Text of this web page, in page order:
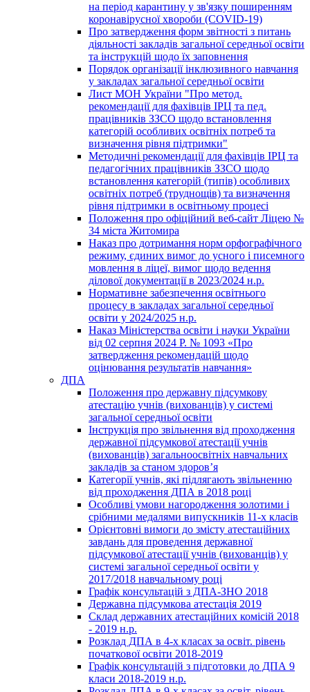
на період карантину у зв'язку поширенням
коронавірусної хвороби (COVID-19)
Про затвердження форм звітності з питань
діяльності закладів загальної середньої освіти
та інструкцій щодо їх заповнення
Порядок організації інклюзивного навчання
у закладах загальної середньої освіти
Лист МОН України "Про метод.
рекомендації для фахівців ІРЦ та пед.
працівників ЗЗСО щодо встановлення
категорій особливих освітніх потреб та
визначення рівня підтримки"
Методичні рекомендації для фахівців ІРЦ та
педагогічних працівників ЗЗСО щодо
встановлення категорій (типів) особливих
освітніх потреб (труднощів) та визначення
рівня підтримки в освітньому процесі
Положення про офіційний веб-сайт Ліцею №
34 міста Житомира
Наказ про дотримання норм орфографічного
режиму, єдиних вимог до усного і писемного
мовлення в ліцеї, вимог щодо ведення
ділової документації в 2023/2024 н.р.
Нормативне забезпечення освітнього
процесу в закладах загальної середньої
освіти у 2024/2025 н.р.
Наказ Міністерства освіти і науки України
від 02 серпня 2024 Р. № 1093 «Про
затвердження рекомендацій щодо
оцінювання результатів навчання»
ДПА
Положення про державну підсумкову
атестацію учнів (вихованців) у системі
загальної середньої освіти
Інструкція про звільнення від проходження
державної підсумкової атестації учнів
(вихованців) загальноосвітніх навчальних
закладів за станом здоров’я
Категорії учнів, які підлягають звільненню
від проходження ДПА в 2018 році
Особливі умови нагородження золотими і
срібними медалями випускників 11-х класів
Орієнтовні вимоги до змісту атестаційних
завдань для проведення державної
підсумкової атестації учнів (вихованців) у
системі загальної середньої освіти у
2017/2018 навчальному році
Графік консультацій з ДПА-ЗНО 2018
Державна підсумкова атестація 2019
Склад державних атестаційних комісій 2018
- 2019 н.р.
Розклад ДПА в 4-х класах за освіт. рівень
початкової освіти 2018-2019
Графік консультацій з підготовки до ДПА 9
класи 2018-2019 н.р.